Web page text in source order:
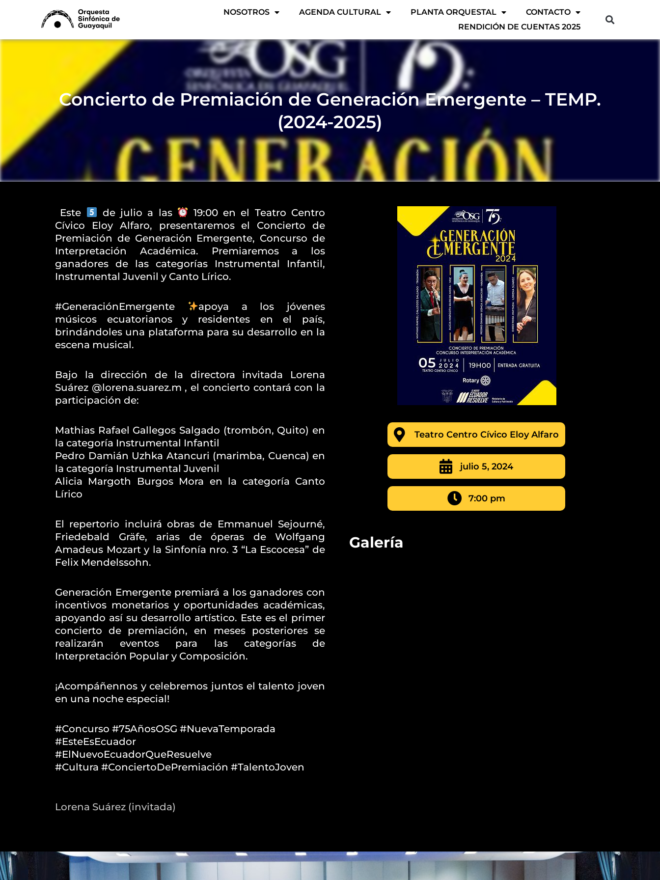
NOSOTROS AGENDA CULTURAL PLANTA ORQUESTAL
CONTACTO
RENDICIÓN DE CUENTAS 2025
Concierto de Premiación de Generación Emergente – TEMP.
(2024-2025)
Este de julio a las
19:00 en el Teatro Centro
Cívico Eloy Alfaro, presentaremos el Concierto de
Premiación de Generación Emergente, Concurso de
Interpretación Académica. Premiaremos a los
ganadores de las categorías Instrumental Infantil,
Instrumental Juvenil y Canto Lírico.
#GeneraciónEmergente
apoya a los jóvenes
músicos ecuatorianos y residentes en el país,
brindándoles una plataforma para su desarrollo en la
escena musical.
Bajo la dirección de la directora invitada Lorena
Suárez @lorena.suarez.m , el concierto contará con la
participación de:
Mathias Rafael Gallegos Salgado (trombón, Quito) en
la categoría Instrumental Infantil
Pedro Damián Uzhka Atancuri (marimba, Cuenca) en
la categoría Instrumental Juvenil
Alicia Margoth Burgos Mora en la categoría Canto
Lírico
El repertorio incluirá obras de Emmanuel Sejourné,
Friedebald Gräfe, arias de óperas de Wolfgang
Amadeus Mozart y la Sinfonía nro. 3 “La Escocesa” de
Felix Mendelssohn.
Generación Emergente premiará a los ganadores con
incentivos monetarios y oportunidades académicas,
apoyando así su desarrollo artístico. Este es el primer
concierto de premiación, en meses posteriores se
realizarán eventos para las categorías de
Interpretación Popular y Composición.
¡Acompáñennos y celebremos juntos el talento joven
en una noche especial!
#Concurso #75AñosOSG #NuevaTemporada
#EsteEsEcuador
#ElNuevoEcuadorQueResuelve
#Cultura #ConciertoDePremiación #TalentoJoven
Lorena Suárez (invitada)
Teatro Centro Cívico Eloy Alfaro
julio 5, 2024
7:00 pm
Galería